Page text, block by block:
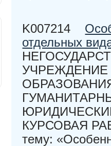
K007214
отдельных
КУРСОВАЯ
тему: